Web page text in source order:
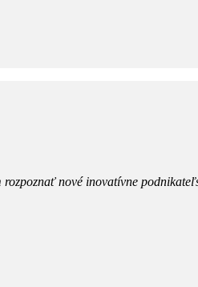
nové inovatívne